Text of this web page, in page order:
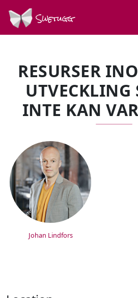
Swetugg
RESURSER
UTVECKLING
INTE KAN
SPEAKERS
Johan Lindfors